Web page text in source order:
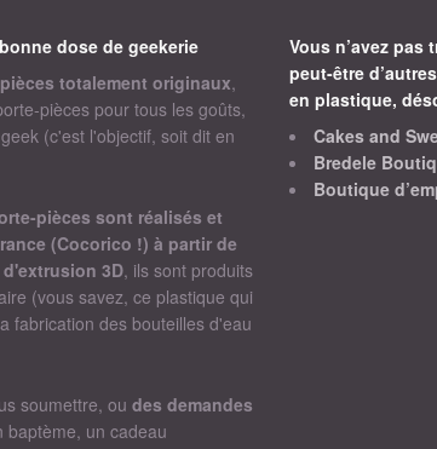
dose de geekerie
totalement originaux,
pièces pour tous les goûts,
(c'est l'objectif, soit dit en
pièces sont réalisés et
(Cocorico !) à partir de
3D, ils sont produits
(vous savez, ce plastique qui
fabrication des bouteilles d'eau
soumettre, ou des demandes
un cadeau
Vous n’avez
peut-être
en plastique,
Cakes and
Bredele
Boutique